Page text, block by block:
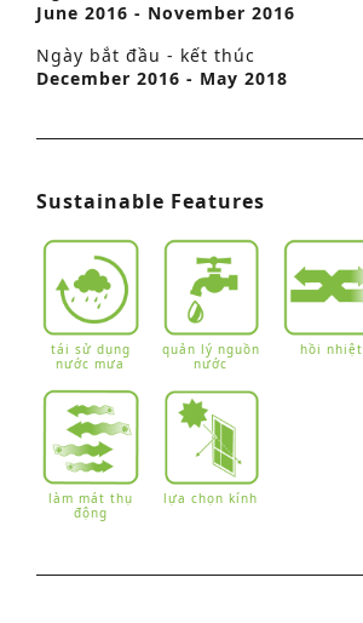
June 2016 - November 2016
Ngày bắt đầu - kết thúc
December 2016 - May 2018
Sustainable Features
tái sử dụng
nước mưa
quản lý nguồn
nước
hồi nhiệt
làm mát thụ
động
lựa chọn kính